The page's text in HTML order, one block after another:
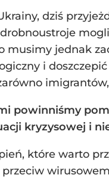
dziś
jednak
i
powinniśmy
kryzysowej i
które warto
przeciw